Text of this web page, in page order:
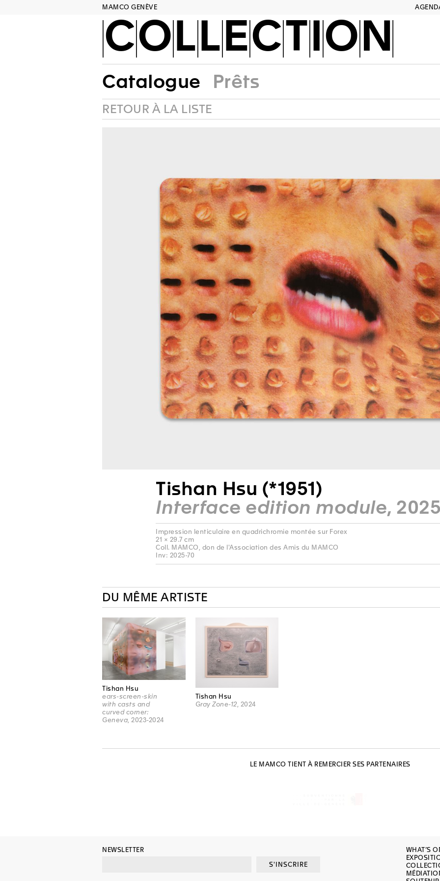
MAMCO GENÈVE
COLLECTION
Catalogue Prêts
RETOUR À LA LISTE
Tishan Hsu (*1951)
Interface edition module,
Impression lenticulaire en quadrichromie montée sur Forex
21 × 29.7 cm
Coll. MAMCO, don de l'Association des Amis du MAMCO
Inv: 2025-70
DU MÊME ARTISTE
Tishan Hsu
ears-screen-skin
with casts and
curved corner:
Geneva, 2023-2024
Tishan Hsu
Gray Zone-12, 2024
LE MAMCO TIENT À REMERCIER SES PARTENAIRES
NEWSLETTER
S'INSCRIRE
WHAT’S